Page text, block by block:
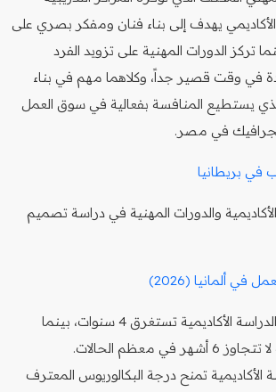
يهدف إلى بناء فنان ومفكر بصري على
تركز الدورات المهنية على تزويد الفرد
في وقت قصير جداً، وكلاهما مهم في بناء
يستطيع المنافسة بفعالية في سوق العمل
في مصر.
في بريطانيا
والدورات المهنية في دراسة تصميم
في ألمانيا (2026)
الدراسة الأكاديمية تستغرق 4 سنوات، بينما
في معظم الحالات.
الأكاديمية تمنح درجة البكالوريوس المعترف